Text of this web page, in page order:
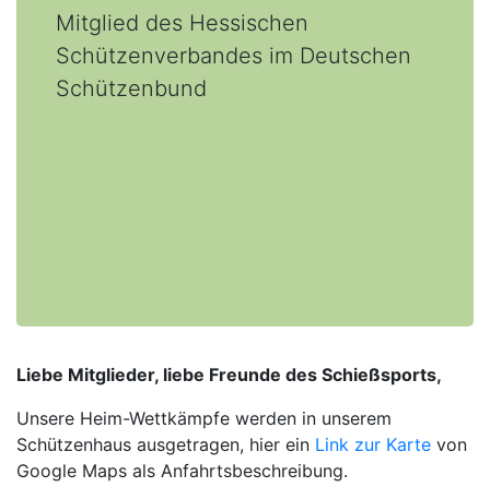
Mitglied des Hessischen
Schützenverbandes im Deutschen
Schützenbund
Liebe Mitglieder, liebe Freunde des Schießsports,
Unsere Heim-Wettkämpfe werden in unserem
Schützenhaus ausgetragen, hier ein Link zur Karte von
Google Maps als Anfahrtsbeschreibung.